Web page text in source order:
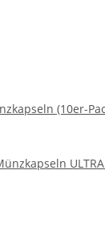
(10er-